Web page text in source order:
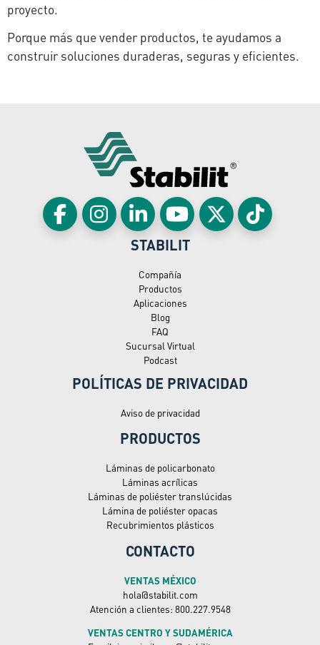
proyecto.
Porque más que vender productos, te ayudamos a
construir soluciones duraderas, seguras y eficientes.
STABILIT
Compañía
Productos
Aplicaciones
Blog
FAQ
Sucursal Virtual
Podcast
POLÍTICAS DE PRIVACIDAD
Aviso de privacidad
PRODUCTOS
Láminas de policarbonato
Láminas acrílicas
Láminas de poliéster translúcidas
Lámina de poliéster opacas
Recubrimientos plásticos
CONTACTO
VENTAS MÉXICO
hola@stabilit.com
Atención a clientes: 800.227.9548
VENTAS CENTRO Y SUDAMÉRICA